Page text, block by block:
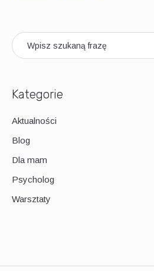
Kategorie
Aktualności
Blog
Dla mam
Psycholog
Warsztaty